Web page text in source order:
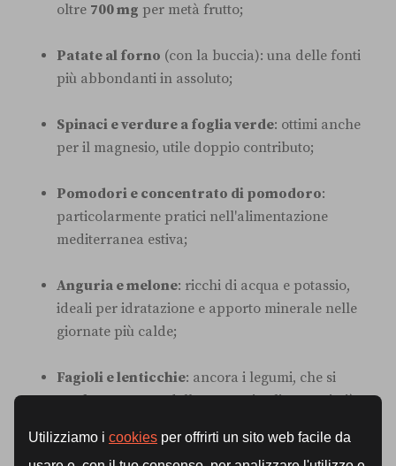
oltre 700 mg per metà frutto;
Patate al forno (con la buccia): una delle fonti
più abbondanti in assoluto;
Spinaci e verdure a foglia verde: ottimi anche
per il magnesio, utile doppio contributo;
Pomodori e concentrato di pomodoro:
particolarmente pratici nell'alimentazione
mediterranea estiva;
Anguria e melone: ricchi di acqua e potassio,
ideali per idratazione e apporto minerale nelle
giornate più calde;
Fagioli e lenticchie: ancora i legumi, che si
confermano una delle categorie alimentari più